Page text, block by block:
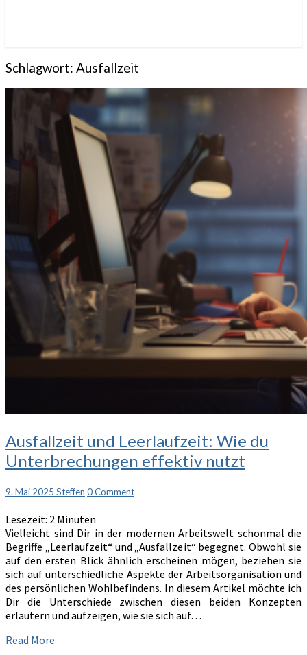
Schlagwort: Ausfallzeit
Ausfallzeit
und
Leerlaufzeit:
du
effektiv
nutzt
Ausfallzeit und Leerlaufzeit: Wie du
Unterbrechungen effektiv nutzt
9. Mai 2025 Steffen Comments
0 Comment
Lesezeit: 2 Minuten
Vielleicht sind Dir in der modernen Arbeitswelt schonmal die
Begriffe „Leerlaufzeit“ und „Ausfallzeit“ begegnet. Obwohl sie
auf den ersten Blick ähnlich erscheinen mögen, beziehen sie
sich auf unterschiedliche Aspekte der Arbeitsorganisation und
des persönlichen Wohlbefindens. In diesem Artikel möchte ich
Dir die Unterschiede zwischen diesen beiden Konzepten
erläutern und aufzeigen, wie sie sich auf…
Read More